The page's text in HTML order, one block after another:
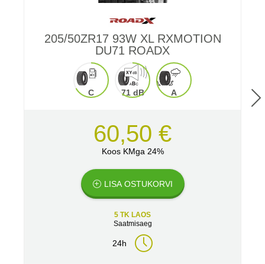
205/50ZR17 93W XL RXMOTION
DU71 ROADX
C 71 dB A
60,50 €
Koos KMga 24%
LISA OSTUKORVI
5 TK LAOS
Saatmisaeg
24h